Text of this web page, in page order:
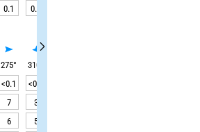
0.1 0.1
275° 310
<0.1 <0.1
7 3
6 5